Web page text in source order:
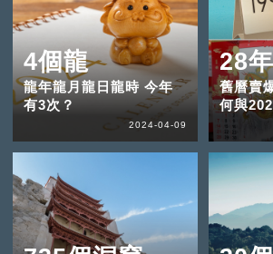
4個龍
龍年龍月龍日龍時 今年
有3次？
2024-04-09
28
舊曆賣
何與